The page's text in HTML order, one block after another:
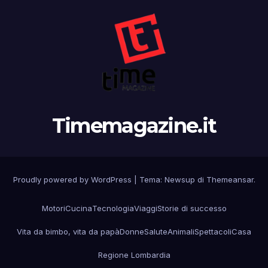
Timemagazine.it
Proudly powered by WordPress Tema: Newsup di Themeansar.
MotoriCucinaTecnologiaViaggiStorie di successo
Vita da bimbo, vita da papàDonneSaluteAnimaliSpettacoliCasa
Regione Lombardia